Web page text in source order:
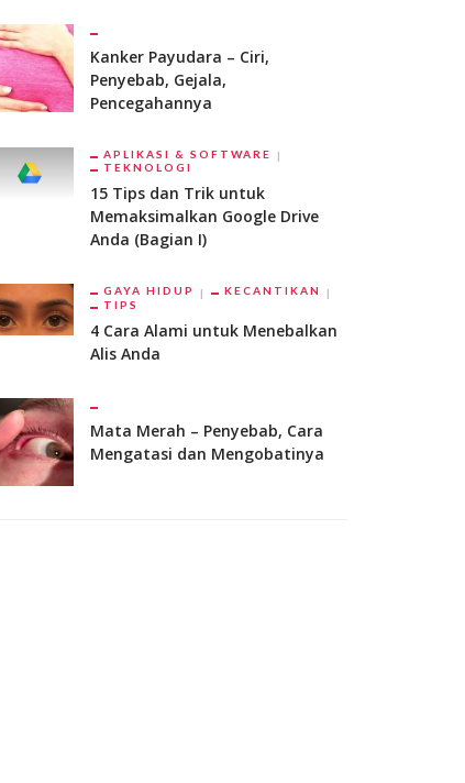
Kanker Payudara – Ciri,
Penyebab, Gejala,
Pencegahannya
APLIKASI & SOFTWARE
TEKNOLOGI
15 Tips dan Trik untuk
Memaksimalkan Google Drive
Anda (Bagian I)
GAYA HIDUP
KECANTIKAN
TIPS
4 Cara Alami untuk Menebalkan
Alis Anda
Mata Merah – Penyebab, Cara
Mengatasi dan Mengobatinya